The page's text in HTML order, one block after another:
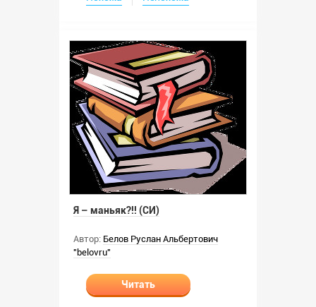
Я – маньяк?!! (СИ)
Автор: Белов Руслан Альбертович
"belovru"
Читать